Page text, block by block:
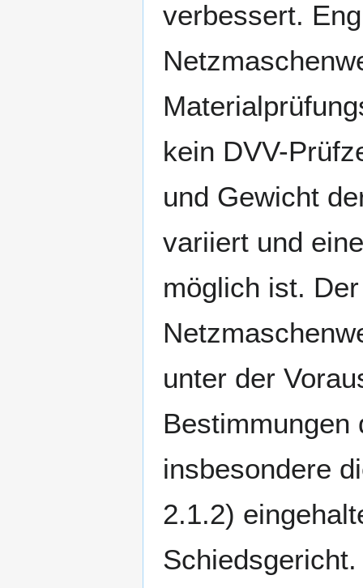
verbessert.
kein DVV-
und Gewicht
variiert und
möglich ist.
unter der
Bestimmungen
insbesondere
2.1.2)